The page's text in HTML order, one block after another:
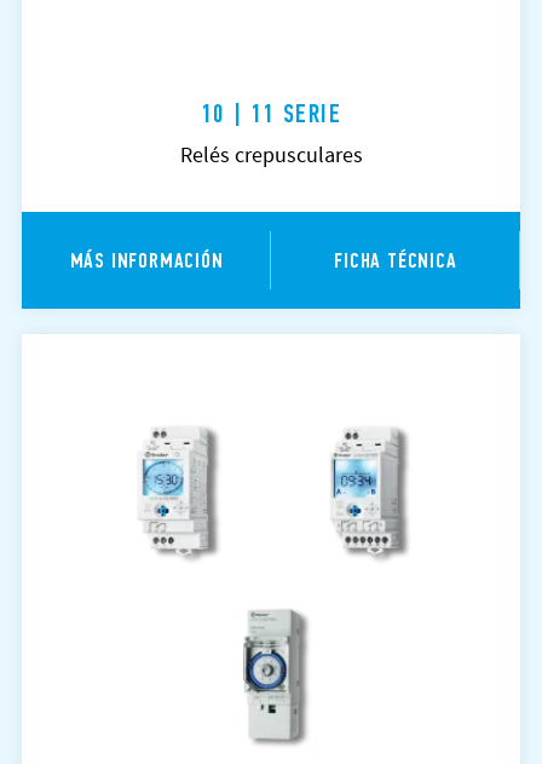
10 | 11 SERIE
Relés crepusculares
MÁS INFORMACIÓN FICHA TÉCNICA